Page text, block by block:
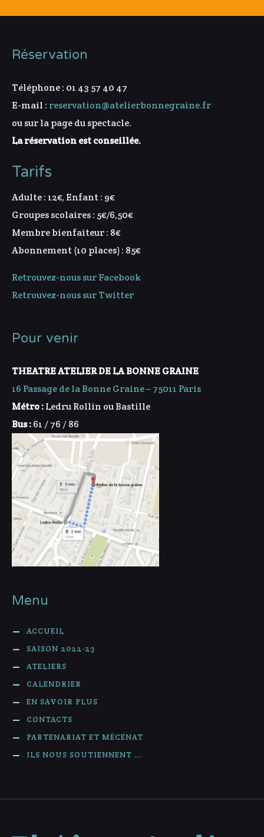
Réservation
Téléphone : 01 43 57 40 47
E-mail : reservation@atelierbonnegraine.fr
ou sur la page du spectacle.
La réservation est conseillée.
Tarifs
Adulte : 12€, Enfant : 9€
Groupes scolaires : 5€/6,50€
Membre bienfaiteur : 8€
Abonnement (10 places) : 85€
Retrouvez-nous sur Facebook
Retrouvez-nous sur Twitter
Pour venir
THEATRE ATELIER DE LA BONNE GRAINE
16 Passage de la Bonne Graine – 75011 Paris
Métro :Ledru Rollin ou Bastille
Bus :61 / 76 / 86
Menu
ACCUEIL
SAISON 2022-23
ATELIERS
CALENDRIER
EN SAVOIR PLUS
CONTACTS
PARTENARIAT ET MÉCÉNAT
ILS NOUS SOUTIENNENT …